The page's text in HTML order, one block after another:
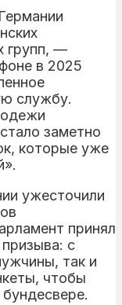
групп, —
в 2025
службу.
заметно
которые уже
ужесточили
принял
с
так и
чтобы